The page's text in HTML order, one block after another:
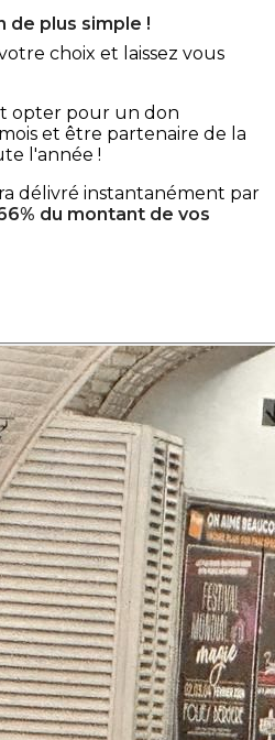
de plus simple !
choix et laissez vous
opter pour un don
et être partenaire de la
l'année !
délivré instantanément par
du montant de vos